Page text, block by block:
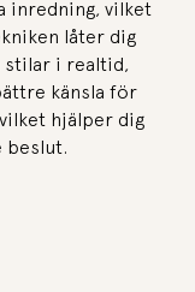
inredning, vilket
låter dig
i realtid,
känsla för
hjälper dig